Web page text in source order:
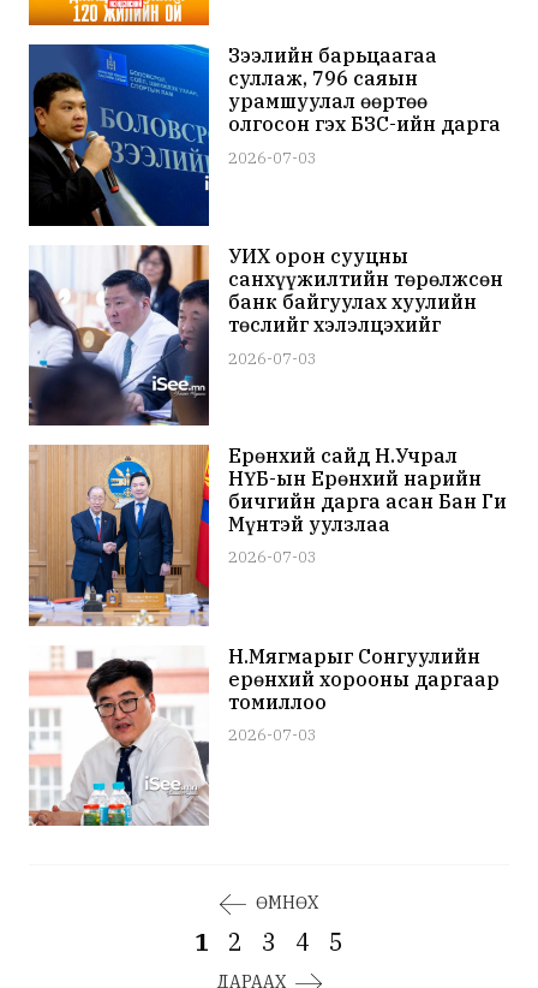
Зээлийн барьцаагаа
суллаж, 796 саяын
урамшуулал өөртөө
олгосон гэх БЗС-ийн дарга
асан Д.Гардид 15 саяар
торгох ял оноолоо
2026-07-03
УИХ орон сууцны
санхүүжилтийн төрөлжсөн
банк байгуулах хуулийн
төслийг хэлэлцэхийг
дэмжив
2026-07-03
Ерөнхий сайд Н.Учрал
НҮБ-ын Ерөнхий нарийн
бичгийн дарга асан Бан Ги
Мүнтэй уулзлаа
2026-07-03
Н.Мягмарыг Сонгуулийн
ерөнхий хорооны даргаар
томиллоо
2026-07-03
ӨМНӨХ
1 2 3 4 5
ДАРААХ